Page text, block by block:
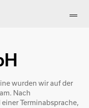
wurden wir auf der
Nach
Terminabsprache,